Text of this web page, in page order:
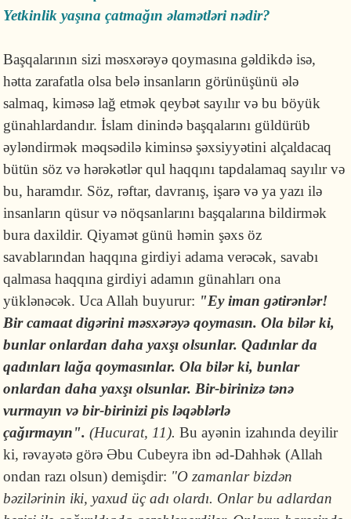
Yetkinlik yaşına çatmağın əlamətləri nədir?
Başqalarının sizi məsxərəyə qoymasına gəldikdə isə,
hətta zarafatla olsa belə insanların görünüşünü ələ
salmaq, kiməsə lağ etmək qeybət sayılır və bu böyük
günahlardandır. İslam dinində başqalarını güldürüb
əyləndirmək məqsədilə kiminsə şəxsiyyətini alçaldacaq
bütün söz və hərəkətlər qul haqqını tapdalamaq sayılır və
bu, haramdır. Söz, rəftar, davranış, işarə və ya yazı ilə
insanların qüsur və nöqsanlarını başqalarına bildirmək
bura daxildir. Qiyamət günü həmin şəxs öz
savablarından haqqına girdiyi adama verəcək, savabı
qalmasa haqqına girdiyi adamın günahları ona
yüklənəcək. Uca Allah buyurur: "Ey iman gətirənlər!
Bir camaat digərini məsxərəyə qoymasın. Ola bilər ki,
bunlar onlardan daha yaxşı olsunlar. Qadınlar da
qadınları lağa qoymasınlar. Ola bilər ki, bunlar
onlardan daha yaxşı olsunlar. Bir-birinizə tənə
vurmayın və bir-birinizi pis ləqəblərlə
çağırmayın".(Hucurat, 11).Bu ayənin izahında deyilir
ki, rəvayətə görə Əbu Cubeyra ibn əd-Dahhək (Allah
ondan razı olsun) demişdir: "O zamanlar bizdən
bəzilərinin iki, yaxud üç adı olardı. Onlar bu adlardan